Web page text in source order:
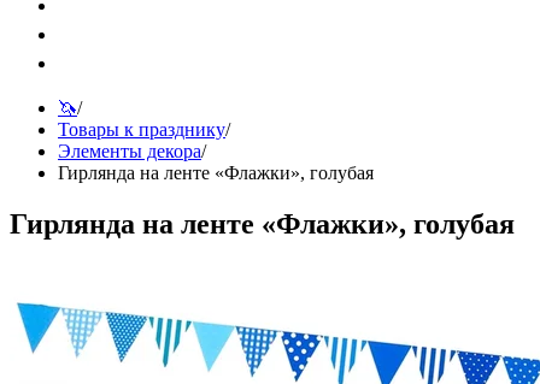
🦄/
Товары к празднику/
Элементы декора/
Гирлянда на ленте «Флажки», голубая
Гирлянда на ленте «Флажки», голубая